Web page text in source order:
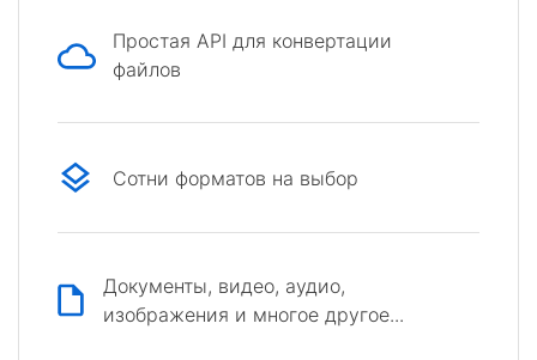
Простая API для конвертации
файлов
Сотни форматов на выбор
Документы, видео, аудио,
изображения и многое другое...